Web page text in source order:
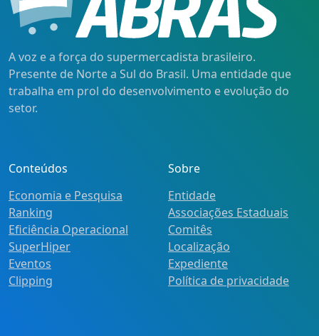
A voz e a força do supermercadista brasileiro.
Presente de Norte a Sul do Brasil. Uma entidade que
trabalha em prol do desenvolvimento e evolução do
setor.
Conteúdos
Economia e Pesquisa
Ranking
Eficiência Operacional
SuperHiper
Eventos
Clipping
Sobre
Entidade
Associações Estaduais
Comitês
Localização
Expediente
Política de privacidade